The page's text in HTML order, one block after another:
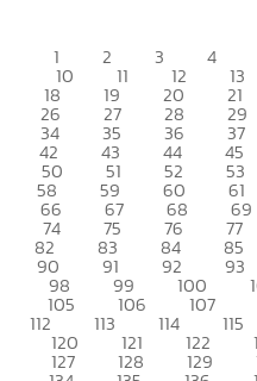
1 2 3 4
10 11 12 13
18 19 20 21
26 27 28 29
34 35 36 37
42 43 44 45
50 51 52 53
58 59 60 61
66 67 68 69
74 75 76 77
82 83 84 85
90 91 92 93
98 99 100
105 106 107
112 113 114 115
120 121 122
127 128 129